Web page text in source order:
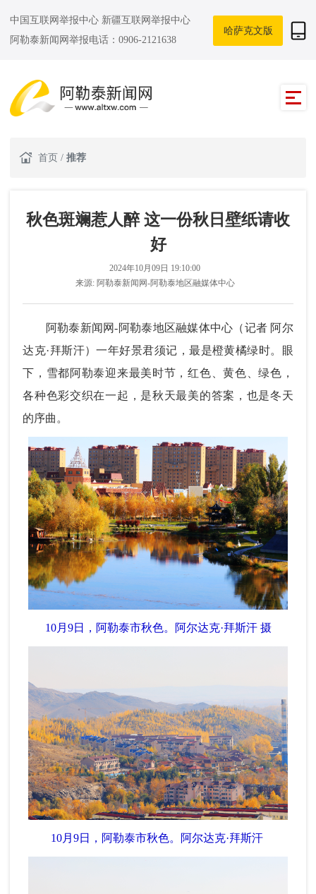
中国互联网举报中心 新疆互联网举报中心
阿勒泰新闻网举报电话：0906-2121638
哈萨克文版
首页 / 推荐
秋色斑斓惹人醉 这一份秋日壁纸请收
好
2024年10月09日 19:10:00
来源: 阿勒泰新闻网-阿勒泰地区融媒体中心
阿勒泰新闻网-阿勒泰地区融媒体中心（记者 阿尔
达克·拜斯汗）一年好景君须记，最是橙黄橘绿时。眼
下，雪都阿勒泰迎来最美时节，红色、黄色、绿色，
各种色彩交织在一起，是秋天最美的答案，也是冬天
的序曲。
10月9日，阿勒泰市秋色。 阿尔达克·拜斯汗 摄
10月9日，阿勒泰市秋色。 阿尔达克·拜斯汗